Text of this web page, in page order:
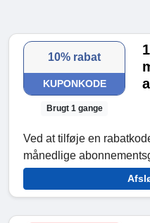
10% rabat
KUPONKODE
Brugt 1 gange
Ved at tilføje en
månedlige